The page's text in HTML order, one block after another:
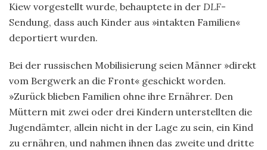
Kiew vorgestellt wurde, behauptete in der DLF-
Sendung, dass auch Kinder aus »intakten Familien«
deportiert wurden.
Bei der russischen Mobilisierung seien Männer »direkt
vom Bergwerk an die Front« geschickt worden.
»Zurück blieben Familien ohne ihre Ernährer. Den
Müttern mit zwei oder drei Kindern unterstellten die
Jugendämter, allein nicht in der Lage zu sein, ein Kind
zu ernähren, und nahmen ihnen das zweite und dritte